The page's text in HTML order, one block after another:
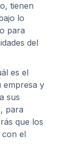
tienen
lo
para
del
es el
empresa y
sus
para
que los
el